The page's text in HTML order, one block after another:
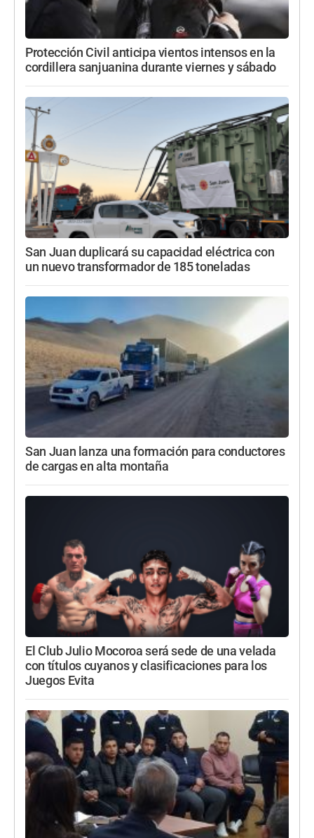
Protección Civil anticipa vientos intensos en la
cordillera sanjuanina durante viernes y sábado
San Juan duplicará su capacidad eléctrica con
un nuevo transformador de 185 toneladas
San Juan lanza una formación para conductores
de cargas en alta montaña
El Club Julio Mocoroa será sede de una velada
con títulos cuyanos y clasificaciones para los
Juegos Evita